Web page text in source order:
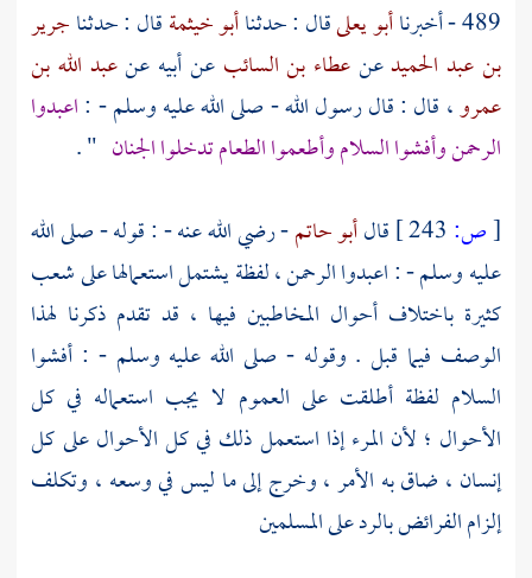
489 - أخبرنا
أبو يعلىقال : حدثناأبو خيثمةقال : حدثناجرير
بن عبد الحميدعنعطاء بن السائبعنأبيه عنعبد الله بن
عمرو، قال : قال رسول الله - صلى الله عليه وسلم - :اعبدوا
الرحمن وأفشوا السلام وأطعموا الطعام تدخلوا الجنان " .
[ص: قالأبو حاتم- رضي الله عنه - : قوله - صلى الله
عليه وسلم - : اعبدوا الرحمن ، لفظة يشتمل استعمالها على شعب
كثيرة باختلاف أحوال المخاطبين فيها ، قد تقدم ذكرنا لهذا
الوصف فيما قبل . وقوله - صلى الله عليه وسلم - : أفشوا
السلام لفظة أطلقت على العموم لا يجب استعماله في كل
الأحوال ؛ لأن المرء إذا استعمل ذلك في كل الأحوال على كل
إنسان ، ضاق به الأمر ، وخرج إلى ما ليس في وسعه ، وتكلف
إلزام الفرائض بالرد على المسلمين